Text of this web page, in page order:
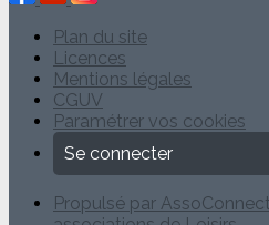
Plan du site
Licences
Mentions légales
CGUV
Paramétrer vos cookies
Se connecter
Propulsé par